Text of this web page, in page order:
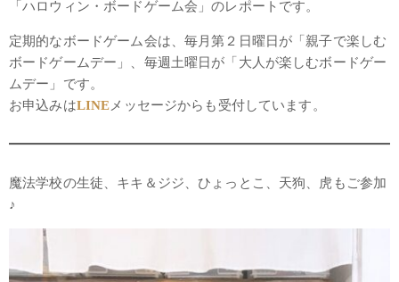
「ハロウィン・ボードゲーム会」のレポートです。
定期的なボードゲーム会は、毎月第２日曜日が「親子で楽しむ
ボードゲームデー」、毎週土曜日が「大人が楽しむボードゲー
ムデー」です。
お申込みはLINE メッセージからも受付しています。
魔法学校の生徒、キキ＆ジジ、ひょっとこ、天狗、虎もご参加
♪